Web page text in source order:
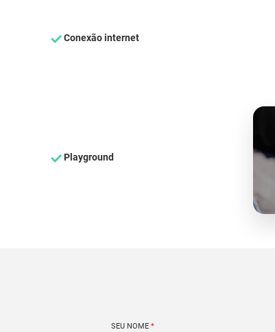
Conexão internet
Playground
SEU NOME *